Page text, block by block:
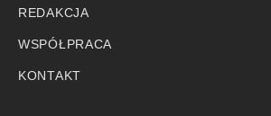
REDAKCJA
WSPÓŁPRACA
KONTAKT